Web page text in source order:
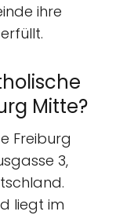
ihre
Mitte?
Freiburg
3,
liegt im